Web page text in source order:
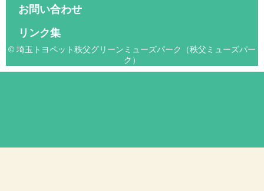
お問い合わせ
リンク集
© 埼玉トヨペット秩父グリーンミューズパーク（秩父ミューズパー
ク）